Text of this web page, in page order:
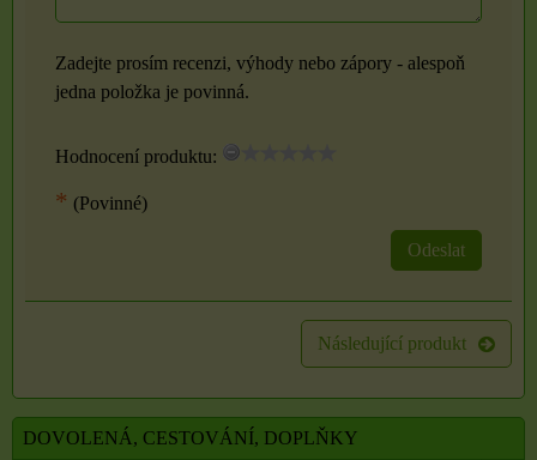
Zadejte prosím recenzi, výhody nebo zápory - alespoň
jedna položka je povinná.
Hodnocení produktu:
* (Povinné)
Odeslat
Následující produkt
DOVOLENÁ, CESTOVÁNÍ, DOPLŇKY